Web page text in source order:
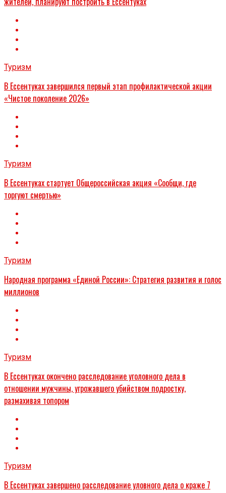
Туризм
В Ессентуках завершился первый этап профилактической акции
«Чистое поколение 2026»
Туризм
В Ессентуках стартует Общероссийская акция «Сообщи, где
торгуют смертью»
Туризм
Народная программа «Единой России»: Стратегия развития и голос
миллионов
Туризм
В Ессентуках окончено расследование уголовного дела в
отношении мужчины, угрожавшего убийством подростку,
размахивая топором
Туризм
В Ессентуках завершено расследование уловного дела о краже 7